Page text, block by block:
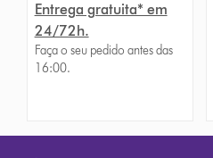
Entrega gratuita* em
24/72h.
Faça o seu pedido antes das
16:00.